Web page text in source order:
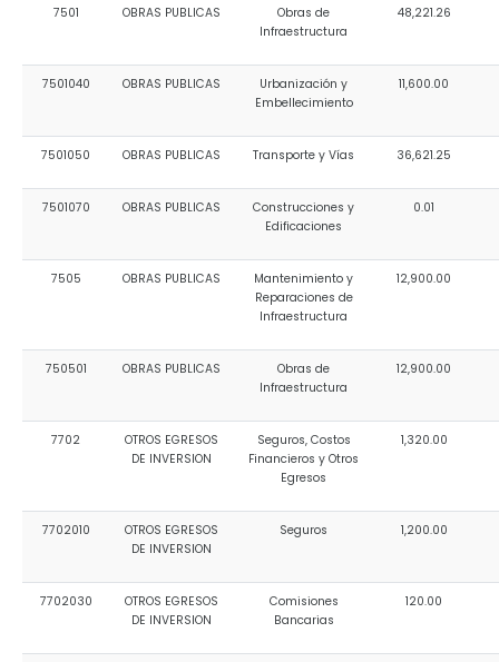
7501 OBRAS PUBLICAS
Obras de
Infraestructura
48,221.26
7501040 OBRAS PUBLICAS
Urbanización y
Embellecimiento
11,600.00
7501050 OBRAS PUBLICAS Transporte y Vías 36,621.25
7501070 OBRAS PUBLICAS
Construcciones y
Edificaciones
0.01
7505 OBRAS PUBLICAS
Mantenimiento y
Reparaciones de
Infraestructura
12,900.00
750501 OBRAS PUBLICAS
Obras de
Infraestructura
12,900.00
7702
OTROS EGRESOS
DE INVERSION
Seguros, Costos
Financieros y Otros
Egresos
1,320.00
7702010
OTROS EGRESOS
DE INVERSION
Seguros 1,200.00
7702030
OTROS EGRESOS
DE INVERSION
Comisiones
Bancarias
120.00